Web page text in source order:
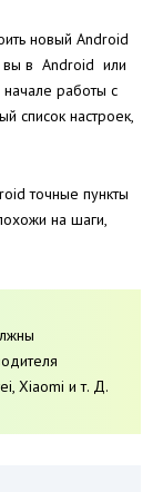
новый Android
вы в Android или
начале работы с
список настроек,
точные пункты
на шаги,
Xiaomi и т. Д.